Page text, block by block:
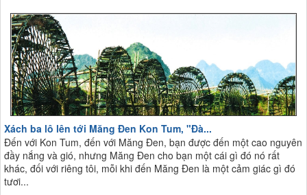
Xách ba lô lên tới Măng Đen Kon Tum, "Đà...
Đến với Kon Tum, đến với Măng Đen, bạn được đến một cao nguyên
đầy nắng và gió, nhưng Măng Đen cho bạn một cái gì đó nó rất
khác, đối với riêng tôi, mỗi khi đến Măng Đen là một cảm giác gì đó
tươi...